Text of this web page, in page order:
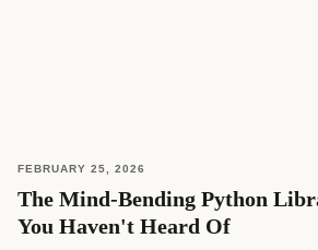
FEBRUARY 25, 2026
The Mind-Bending Python
You Haven't Heard Of